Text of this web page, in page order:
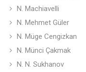
N. Machiavelli
N. Mehmet Güler
N. Müge Cengizkan
N. Münci Çakmak
N. N. Sukhanov